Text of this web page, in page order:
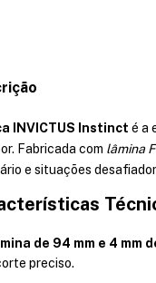
INVICTUS Instinct é a
Fabricada com lâmina
e situações
de 94 mm e 4 mm
preciso.